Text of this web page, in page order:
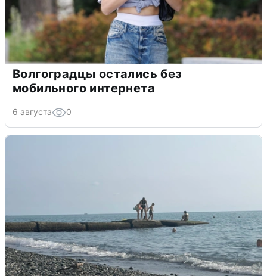
Волгоградцы остались без
мобильного интернета
6 августа 0